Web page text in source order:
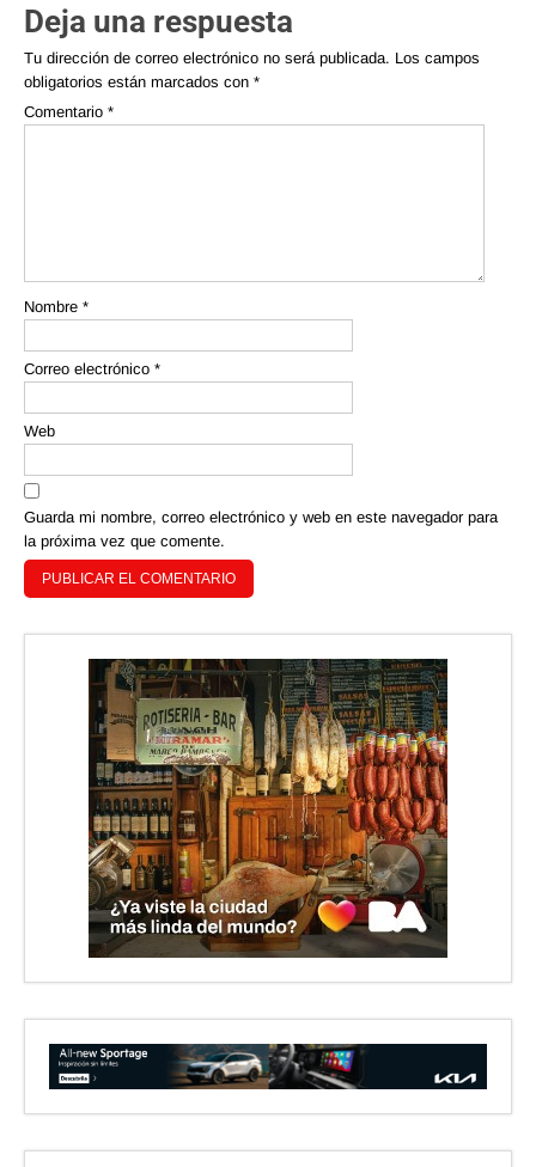
Deja una respuesta
Tu dirección de correo electrónico no será publicada. Los campos
obligatorios están marcados con *
Comentario *
Nombre *
Correo electrónico *
Web
Guarda mi nombre, correo electrónico y web en este navegador para
la próxima vez que comente.